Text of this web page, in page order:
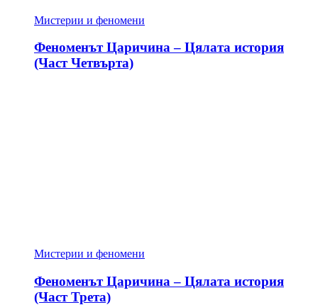
Мистерии и феномени
Феноменът Царичина – Цялата история
(Част Четвърта)
Мистерии и феномени
Феноменът Царичина – Цялата история
(Част Трета)